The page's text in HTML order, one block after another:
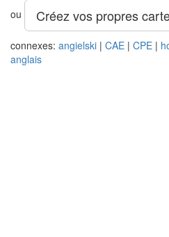
ou Créez vos propres
connexes: angielski | CAE | CPE |
anglais